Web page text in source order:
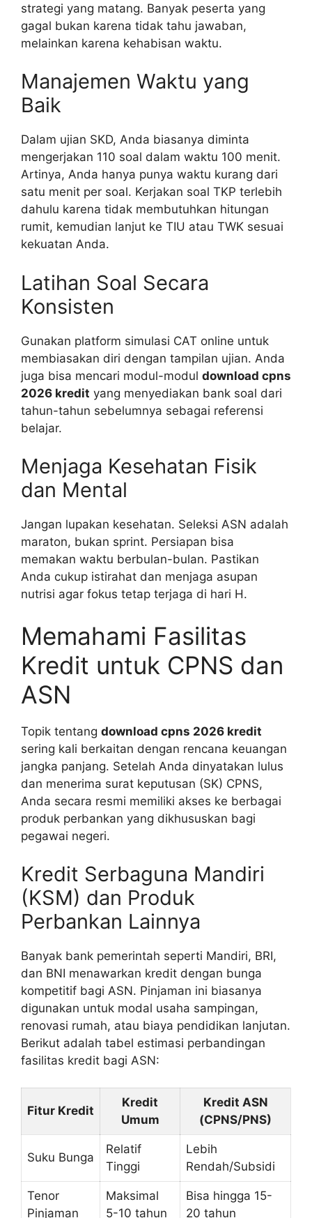
strategi yang matang. Banyak peserta yang
gagal bukan karena tidak tahu jawaban,
melainkan karena kehabisan waktu.
Manajemen Waktu yang
Baik
Dalam ujian SKD, Anda biasanya diminta
mengerjakan 110 soal dalam waktu 100 menit.
Artinya, Anda hanya punya waktu kurang dari
satu menit per soal. Kerjakan soal TKP terlebih
dahulu karena tidak membutuhkan hitungan
rumit, kemudian lanjut ke TIU atau TWK sesuai
kekuatan Anda.
Latihan Soal Secara
Konsisten
Gunakan platform simulasi CAT online untuk
membiasakan diri dengan tampilan ujian. Anda
juga bisa mencari modul-modul download cpns
2026 kredit yang menyediakan bank soal dari
tahun-tahun sebelumnya sebagai referensi
belajar.
Menjaga Kesehatan Fisik
dan Mental
Jangan lupakan kesehatan. Seleksi ASN adalah
maraton, bukan sprint. Persiapan bisa
memakan waktu berbulan-bulan. Pastikan
Anda cukup istirahat dan menjaga asupan
nutrisi agar fokus tetap terjaga di hari H.
Memahami Fasilitas
Kredit untuk CPNS dan
ASN
Topik tentang download cpns 2026 kredit
sering kali berkaitan dengan rencana keuangan
jangka panjang. Setelah Anda dinyatakan lulus
dan menerima surat keputusan (SK) CPNS,
Anda secara resmi memiliki akses ke berbagai
produk perbankan yang dikhususkan bagi
pegawai negeri.
Kredit Serbaguna Mandiri
(KSM) dan Produk
Perbankan Lainnya
Banyak bank pemerintah seperti Mandiri, BRI,
dan BNI menawarkan kredit dengan bunga
kompetitif bagi ASN. Pinjaman ini biasanya
digunakan untuk modal usaha sampingan,
renovasi rumah, atau biaya pendidikan lanjutan.
Berikut adalah tabel estimasi perbandingan
fasilitas kredit bagi ASN:
Fitur Kredit
Kredit
Umum
Kredit ASN
(CPNS/PNS)
Suku Bunga
Relatif
Tinggi
Lebih
Rendah/Subsidi
Tenor
Pinjaman
Maksimal
5-10 tahun
Bisa hingga 15-
20 tahun